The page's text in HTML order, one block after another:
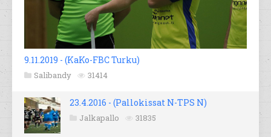
9.11.2019 - (KaKo-FBC Turku)
Salibandy 31414
23.4.2016 - (Pallokissat N-TPS N)
Jalkapallo 31835